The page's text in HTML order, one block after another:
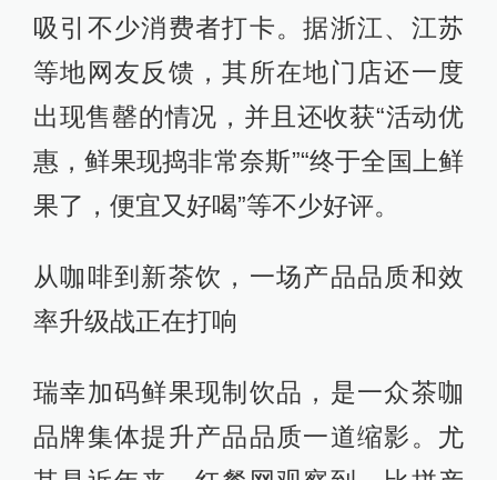
吸引不少消费者打卡。据浙江、江苏
等地网友反馈，其所在地门店还一度
出现售罄的情况，并且还收获“活动优
惠，鲜果现捣非常奈斯”“终于全国上鲜
果了，便宜又好喝”等不少好评。
从咖啡到新茶饮，一场产品品质和效
率升级战正在打响
瑞幸加码鲜果现制饮品，是一众茶咖
品牌集体提升产品品质一道缩影。尤